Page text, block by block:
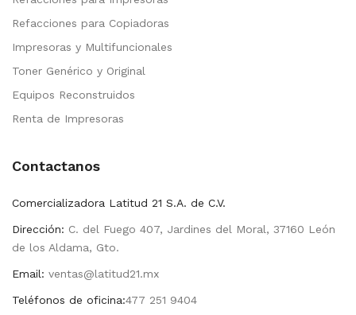
Refacciones para Copiadoras
Impresoras y Multifuncionales
Toner Genérico y Original
Equipos Reconstruidos
Renta de Impresoras
Contactanos
Comercializadora Latitud 21 S.A. de C.V.
Dirección: C. del Fuego 407, Jardines del Moral, 37160 León
de los Aldama, Gto.
Email: ventas@latitud21.mx
Teléfonos de oficina:477 251 9404